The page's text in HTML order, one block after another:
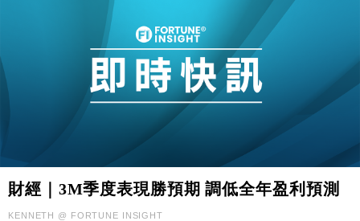
財經｜3M季度表現勝預期 調低全年盈利預測
KENNETH @ FORTUNE INSIGHT